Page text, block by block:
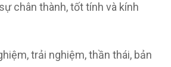
chân thành, tốt tính và kính